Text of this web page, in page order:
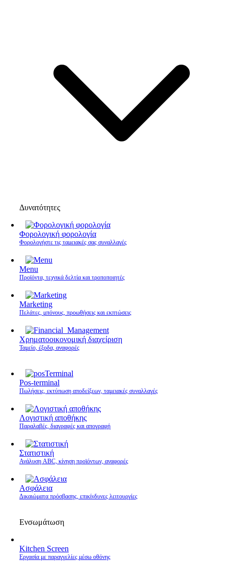
Δυνατότητες
Φορολογική φορολογία
Φορολογήστε τις ταμειακές σας συναλλαγές
Menu
Προϊόντα, τεχνικά δελτία και τροποποιητές
Marketing
Πελάτες, μπόνους, προωθήσεις και εκπτώσεις
Χρηματοοικονομική διαχείριση
Ταμείο, έξοδα, αναφορές
Pos-terminal
Πωλήσεις, εκτύπωση αποδείξεων, ταμειακές συναλλαγές
Λογιστική αποθήκης
Παραλαβές, διαγραφές και απογραφή
Στατιστική
Ανάλυση ABC, κίνηση προϊόντων, αναφορές
Ασφάλεια
Δικαιώματα πρόσβασης, επικίνδυνες λειτουργίες
Ενσωμάτωση
Kitchen Screen
Εργασία με παραγγελίες μέσω οθόνης